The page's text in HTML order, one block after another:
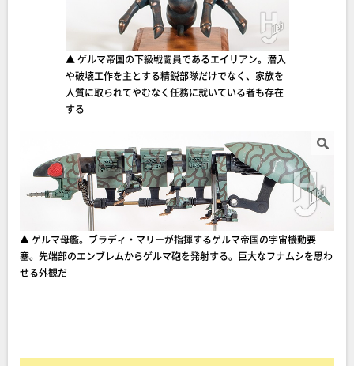
▲ ゲルマ帝国の下級戦闘員であるエイリアン。潜入
や破壊工作を主とする精鋭部隊だけでなく、家族を
人質に取られてやむなく任務に就いている者も存在
する
▲ ゲルマ母艦。ブラディ・マリーが指揮するゲルマ帝国の宇宙機動要
塞。先端部のエンブレムからゲルマ砲を発射する。巨大なフナムシを思わ
せる外観だ